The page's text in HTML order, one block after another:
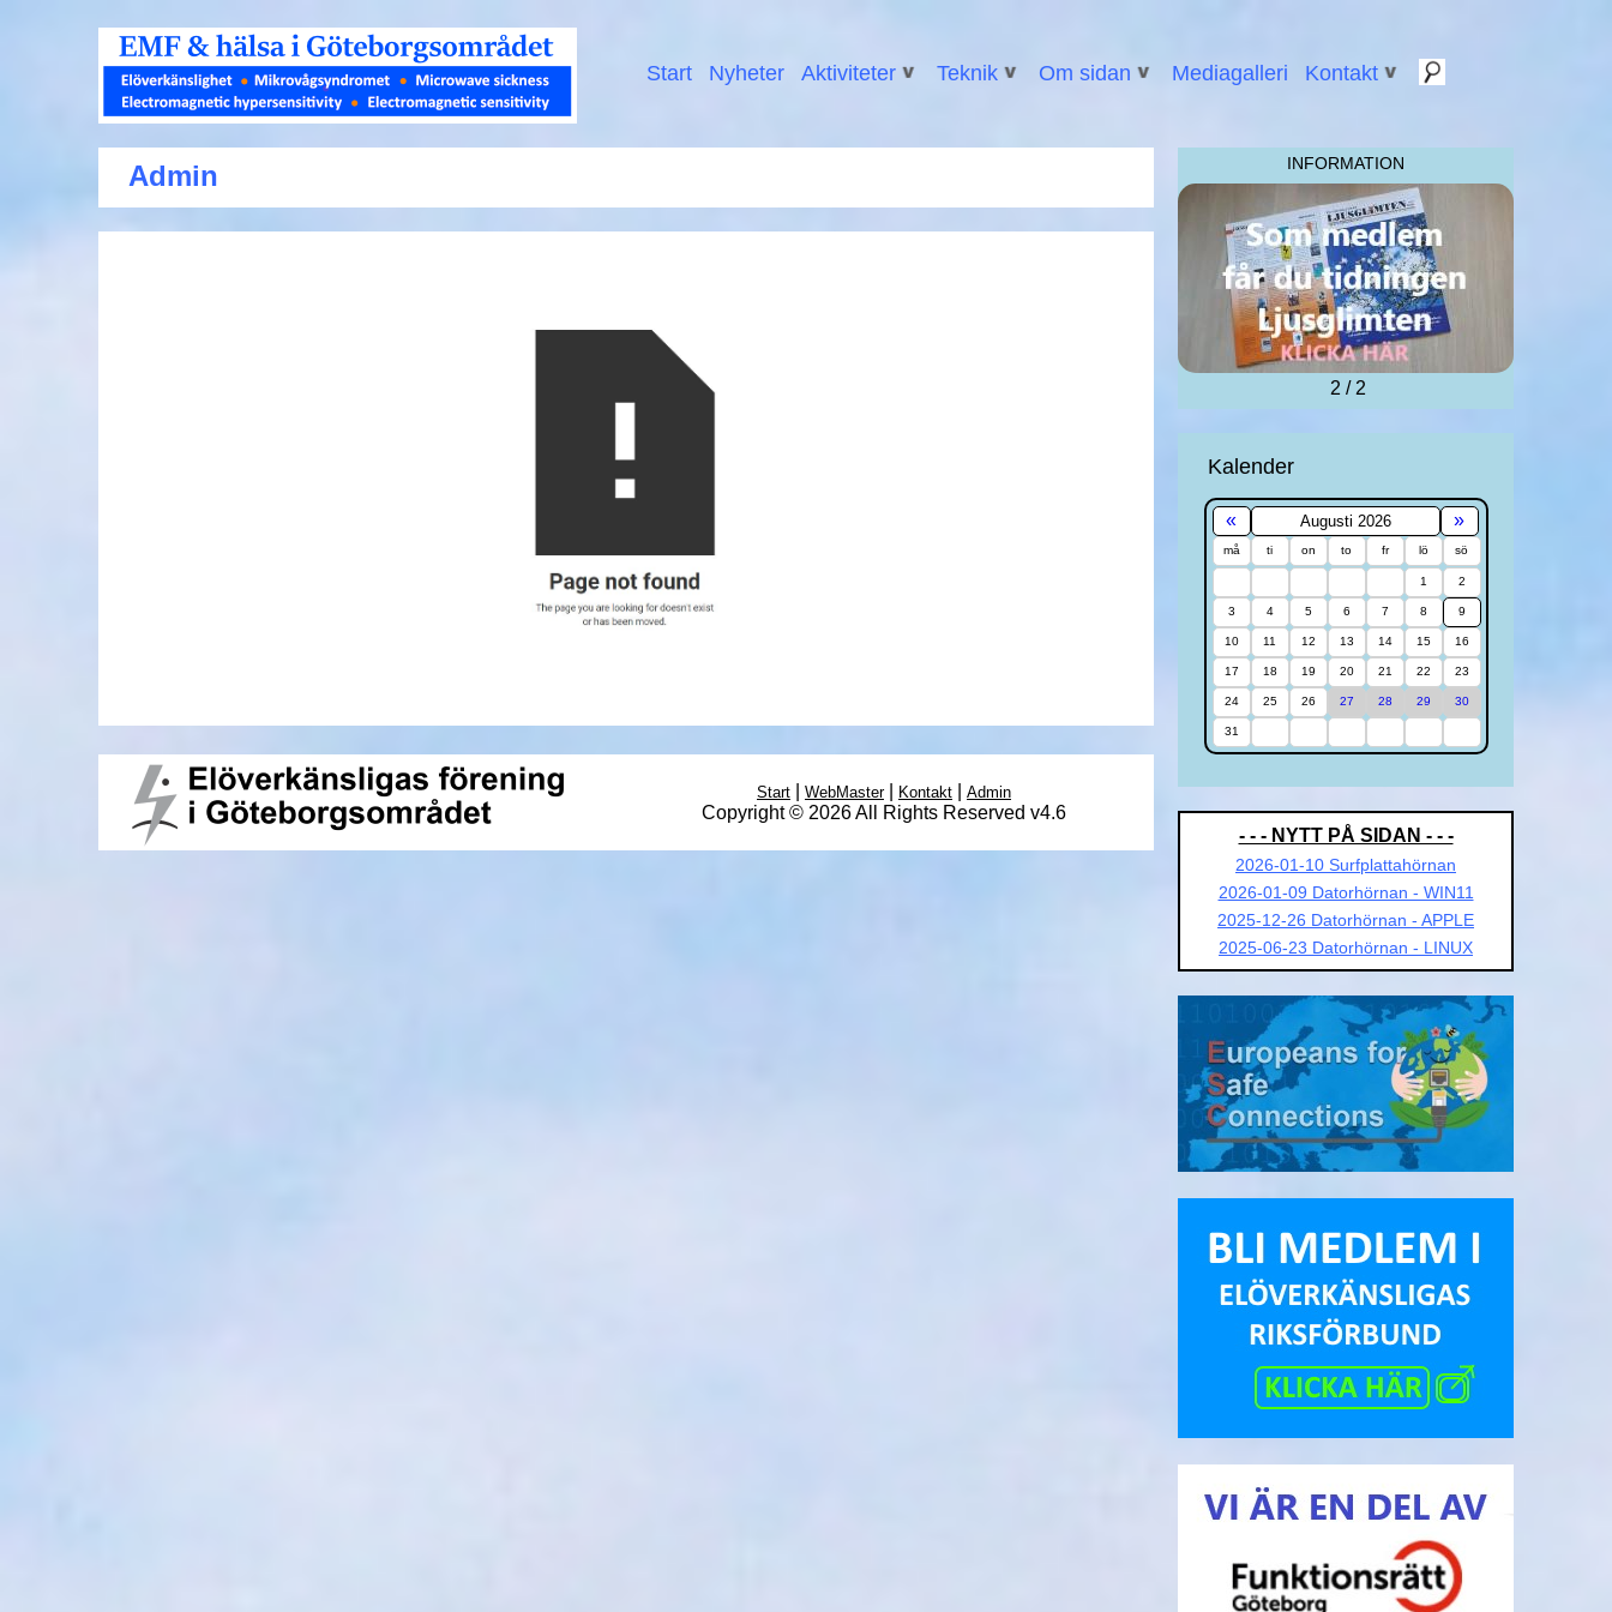
Start Nyheter Aktiviteter Teknik Om sidan Mediagalleri Kontakt
Admin
Start WebMaster| Kontakt Admin
Copyright © 2026 All Rights Reserved v4.6
INFORMATION
2 / 2
Kalender
« Augusti 2026 »
må ti on to fr lö sö
1 2
3 4 5 6 7 8 9
10 11 12 13 14 15 16
17 18 19 20 21 22 23
24 25 26 27 28 29 30
31
- - - NYTT PÅ SIDAN - - -
2026-01-10 Surfplattahörnan
2026-01-09 Datorhörnan - WIN11
2025-12-26 Datorhörnan - APPLE
2025-06-23 Datorhörnan - LINUX